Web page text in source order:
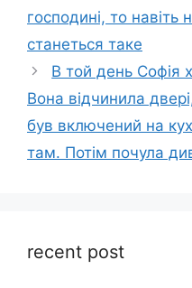
господині, то
станеться таке
В той день Софія
Вона відчинила
був включений на
там. Потім почула
recent post